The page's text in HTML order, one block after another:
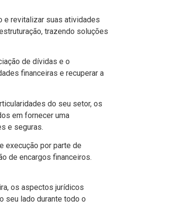
e revitalizar suas atividades
trazendo soluções
de dívidas e o
financeiras e recuperar a
do seu setor, os
em fornecer uma
e seguras.
execução por parte de
de encargos financeiros.
os aspectos jurídicos
seu lado durante todo o